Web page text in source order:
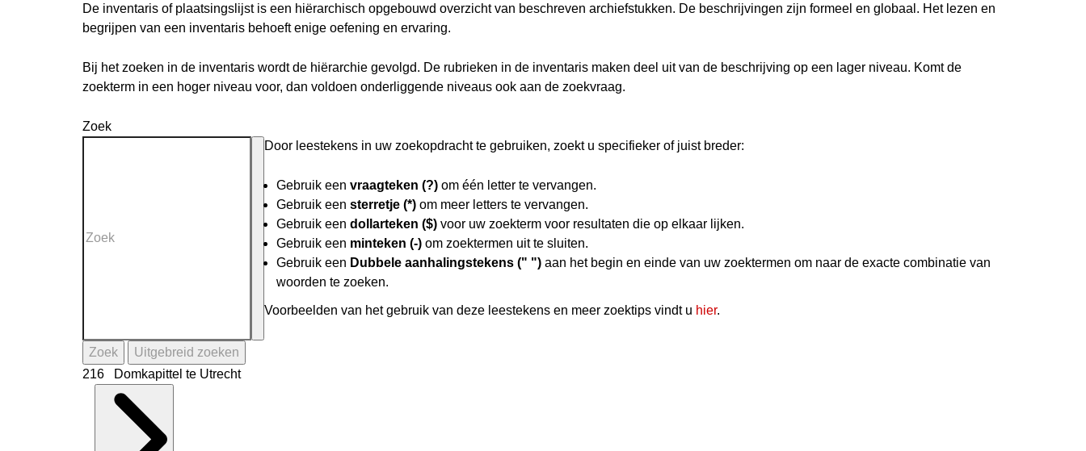
De inventaris of plaatsingslijst is een hiërarchisch opgebouwd overzicht van beschreven archiefstukken. De beschrijvingen zijn formeel en globaal. Het lezen en
begrijpen van een inventaris behoeft enige oefening en ervaring.
Bij het zoeken in de inventaris wordt de hiërarchie gevolgd. De rubrieken in de inventaris maken deel uit van de beschrijving op een lager niveau. Komt de
zoekterm in een hoger niveau voor, dan voldoen onderliggende niveaus ook aan de zoekvraag.
Zoek
Door leestekens in uw zoekopdracht te gebruiken, zoekt u specifieker of juist breder:
Gebruik een vraagteken (?) om één letter te vervangen.
Gebruik een sterretje (*) om meer letters te vervangen.
Gebruik een dollarteken ($) voor uw zoekterm voor resultaten die op elkaar lijken.
Gebruik een minteken (-) om zoektermen uit te sluiten.
Gebruik een Dubbele aanhalingstekens (" ") aan het begin en einde van uw zoektermen om naar de exacte combinatie van
woorden te zoeken.
Voorbeelden van het gebruik van deze leestekens en meer zoektips vindt u hier.
Zoek
Uitgebreid zoeken
216 Domkapittel te Utrecht